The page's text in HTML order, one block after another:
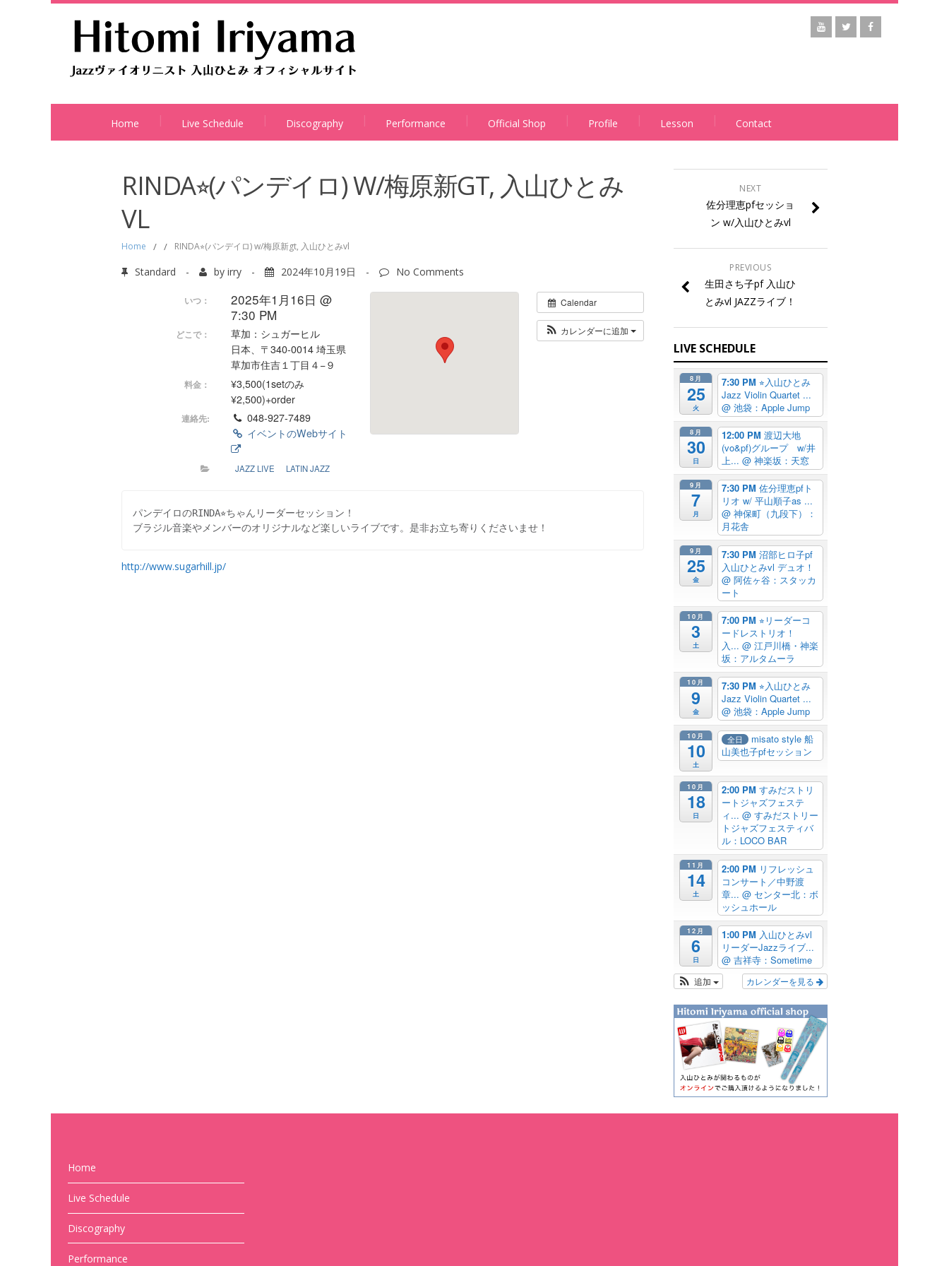
Home Live Schedule Discography Performance Official Shop Profile Lesson Contact
RINDA⭐︎(パンデイロ) W/梅原新GT, 入山ひとみ
VL
Home / / RINDA⭐︎(パンデイロ) w/梅原新gt, 入山ひとみvl
Standard - by irry - 2024年10月19日 - No Comments
Calendar
カレンダーに追加
いつ：
2025年1月16日 @
7:30 PM
どこで：
草加：シュガーヒル
日本、〒340-0014 埼玉県
草加市住吉１丁目４−９
料金：
¥3,500(1setのみ
¥2,500)+order
連絡先:
048-927-7489
イベントのWebサイト
JAZZ LIVE LATIN JAZZ
パンデイロのRINDA⭐︎ちゃんリーダーセッション！
ブラジル音楽やメンバーのオリジナルなど楽しいライブです。是非お立ち寄りくださいませ！
http://www.sugarhill.jp/
NEXT
佐分理恵pfセッショ
ン w/入山ひとみvl
PREVIOUS
生田さち子pf 入山ひ
とみvl JAZZライブ！
LIVE SCHEDULE
8月
25
火
7:30 PM⭐︎入山ひとみ
Jazz Violin Quartet ...
@ 池袋：Apple Jump
8月
30
日
12:00 PM渡辺大地
(vo&pf)グループ w/井
上...@ 神楽坂：天窓
9月
7
月
7:30 PM佐分理恵pfト
リオ w/ 平山順子as ...
@ 神保町（九段下）：
月花舎
9月
25
金
7:30 PM沼部ヒロ子pf
入山ひとみvl デュオ！
@ 阿佐ヶ谷：スタッカ
ート
10月
3
土
7:00 PM⭐︎リーダーコ
ードレストリオ！
入...@ 江戸川橋・神楽
坂：アルタムーラ
10月
9
金
7:30 PM⭐︎入山ひとみ
Jazz Violin Quartet ...
@ 池袋：Apple Jump
10月
10
土
全日
misato style 船
山美也子pfセッション
10月
18
日
2:00 PMすみだストリ
ートジャズフェステ
ィ...@ すみだストリー
トジャズフェスティバ
ル：LOCO BAR
11月
14
土
2:00 PM リフレッシュ
コンサート／中野渡
章...@ センター北：ボ
ッシュホール
12月
6
日
1:00 PM 入山ひとみvl
リーダーJazzライブ...
@ 吉祥寺：Sometime
カレンダーを見る
追加
Home
Live Schedule
Discography
Performance